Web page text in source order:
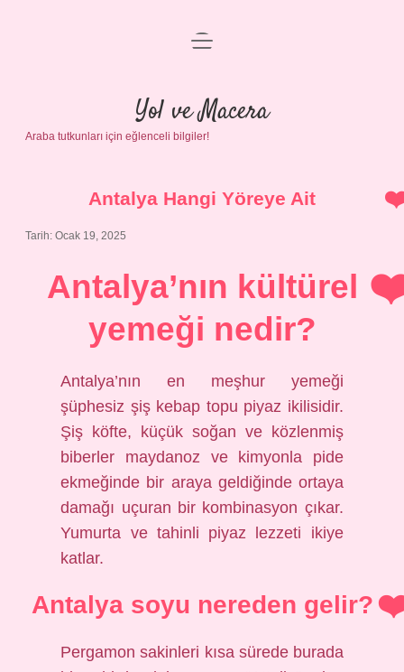
Anasayfa
Gizlilik Politikası
Yasal Uyarı
menüyü
Yol ve Macera
Araba tutkunları için eğlenceli bilgiler!
Antalya Hangi Yöreye Ait
Tarih: Ocak 19, 2025
Antalya’nın kültürel
yemeği nedir?
Antalya’nın en meşhur yemeği
şüphesiz şiş kebap topu piyaz ikilisidir.
Şiş köfte, küçük soğan ve közlenmiş
biberler maydanoz ve kimyonla pide
ekmeğinde bir araya geldiğinde ortaya
damağı uçuran bir kombinasyon çıkar.
Yumurta ve tahinli piyaz lezzeti ikiye
katlar.
Antalya soyu nereden gelir?
Pergamon sakinleri kısa sürede burada